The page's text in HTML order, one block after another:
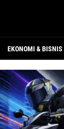
EKONOMI & BISNIS